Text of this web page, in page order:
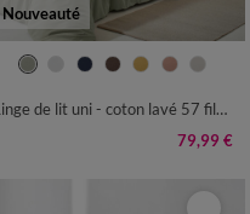
Nouveauté
Linge de lit uni - coton lavé 57 fils/cm²
79,99 €